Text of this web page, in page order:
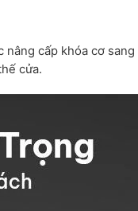
nâng cấp khóa cơ sang
cửa.